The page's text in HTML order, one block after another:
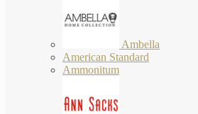
Ambella
American Standard
Ammonitum